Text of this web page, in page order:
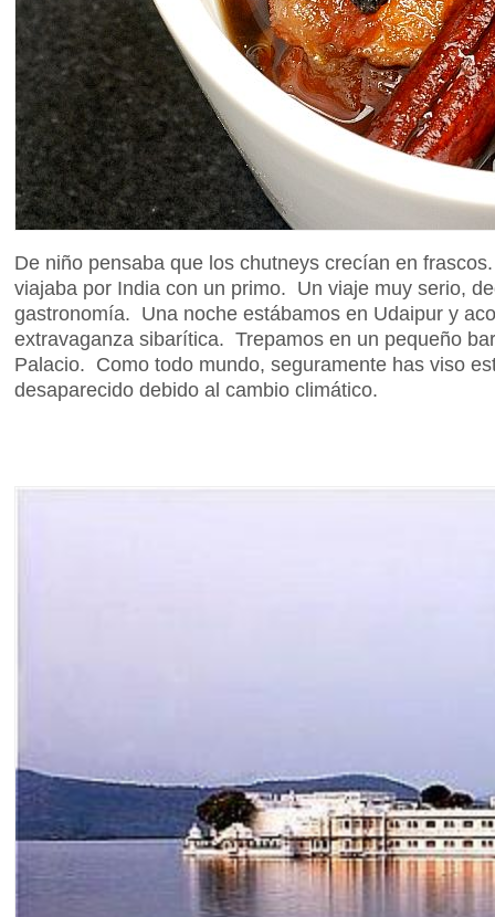
De niño pensaba que los chutneys crecían en
viajaba por India con un primo. Un viaje muy serio,
gastronomía. Una noche estábamos en Udaipur y
extravaganza sibarítica. Trepamos en un pequeño
Palacio. Como todo mundo, seguramente has viso
desaparecido debido al cambio climático.